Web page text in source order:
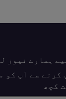
ہمارے نیوز
کرنے سے آپ
کچھ